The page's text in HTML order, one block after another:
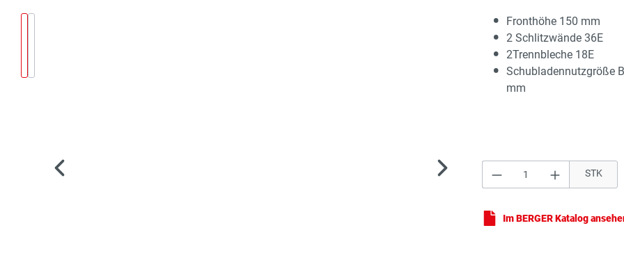
Fronthöhe 150 mm
2 Schlitzwände 36E
2Trennbleche 18E
Schubladennutzgröße
mm
Produkt Anzahl:
STK
Im BERGER Katalog